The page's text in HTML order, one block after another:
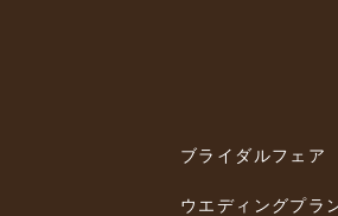
ブライダルフェア
ウエディングプラ